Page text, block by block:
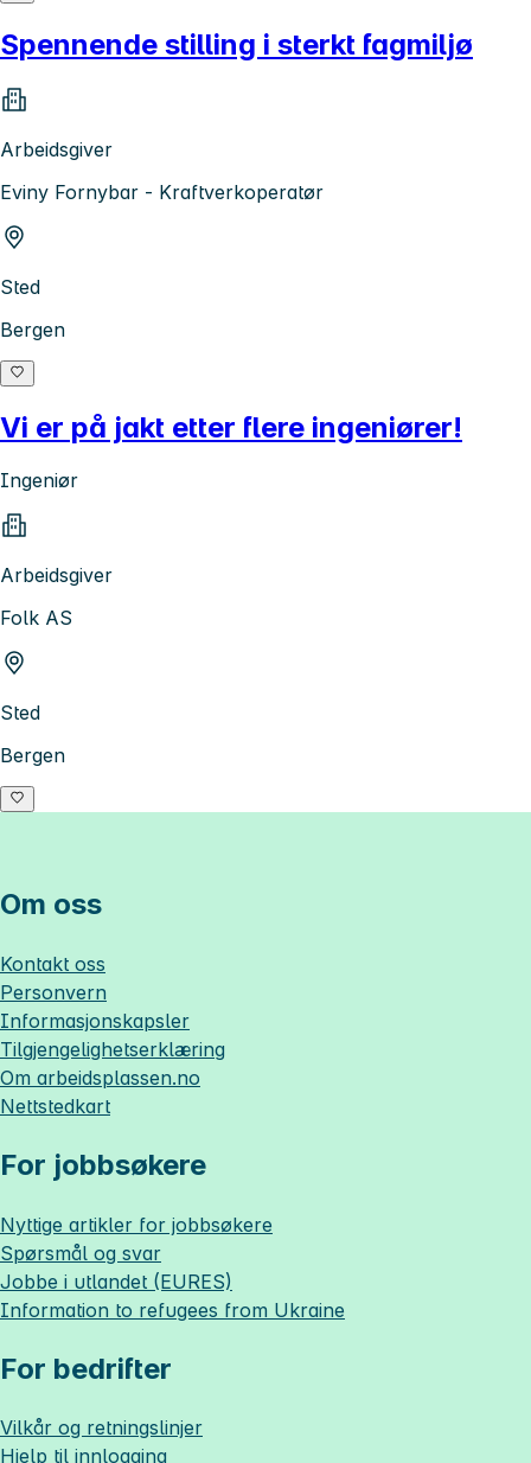
Spennende stilling i sterkt fagmiljø
Arbeidsgiver
Eviny Fornybar - Kraftverkoperatør
Sted
Bergen
Vi er på jakt etter flere ingeniører!
Ingeniør
Arbeidsgiver
Folk AS
Sted
Bergen
Om oss
Kontakt oss
Personvern
Informasjonskapsler
Tilgjengelighetserklæring
Om arbeidsplassen.no
Nettstedkart
For jobbsøkere
Nyttige artikler for jobbsøkere
Spørsmål og svar
Jobbe i utlandet (EURES)
Information to refugees from Ukraine
For bedrifter
Vilkår og retningslinjer
Hjelp til innlogging